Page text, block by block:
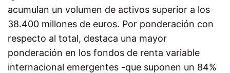
acumulan un volumen de activos superior a los
38.400 millones de euros. Por ponderación con
respecto al total, destaca una mayor
ponderación en los fondos de renta variable
internacional emergentes -que suponen un 84%